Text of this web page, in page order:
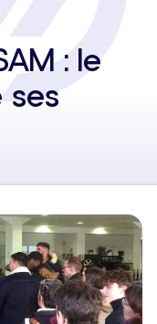
: le
ses